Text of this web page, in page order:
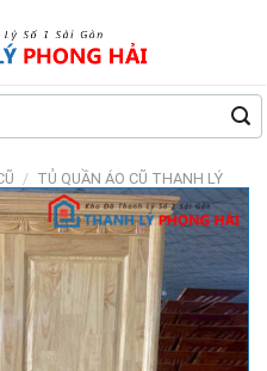
/ TỦ QUẦN ÁO CŨ THANH LÝ